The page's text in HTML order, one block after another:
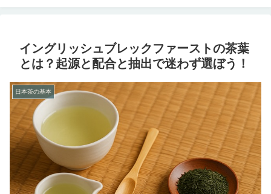
イングリッシュブレックファーストの茶葉
とは？起源と配合と抽出で迷わず選ぼう！
日本茶の基本